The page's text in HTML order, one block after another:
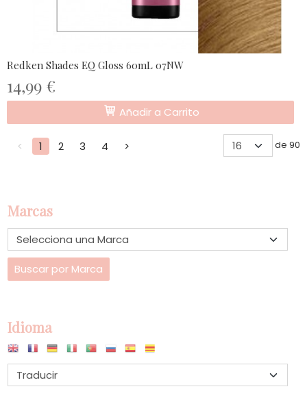
Marcas
Idioma
Redken Shades EQ Gloss 60mL 07NW
14,99 €
Añadir a Carrito
< 1 2 3 4 > de 90